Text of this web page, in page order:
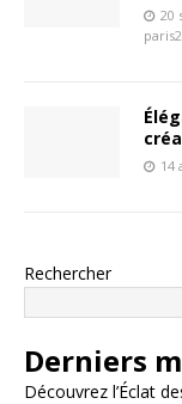
20
14
Rechercher
Derniers
Découvrez l’Éclat